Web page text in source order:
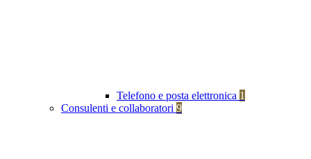
Telefono e posta elettronica 1
Consulenti e collaboratori 9